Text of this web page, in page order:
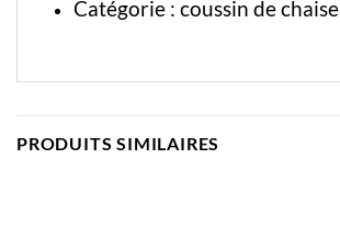
Catégorie : coussin de chaise
PRODUITS SIMILAIRES